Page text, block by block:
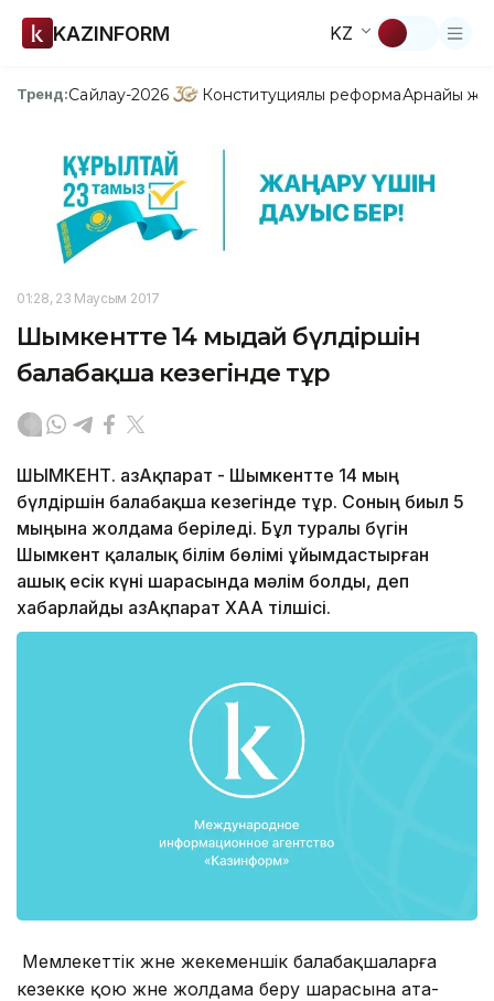
KAZINFORM KZ
Тренд:Сайлау-2026 Конституциялық реформаАрнайы
01:28, 23 Маусым 2017
Шымкентте 14 мыңдай бүлдіршін
балабақша кезегінде тұр
ШЫМКЕНТ. ҚазАқпарат - Шымкентте 14 мың
бүлдіршін балабақша кезегінде тұр. Соның биыл 5
мыңына жолдама беріледі. Бұл туралы бүгін
Шымкент қалалық білім бөлімі ұйымдастырған
ашық есік күні шарасында мәлім болды, деп
хабарлайды ҚазАқпарат ХАА тілшісі.
Мемлекеттік және жекеменшік балабақшаларға
кезекке қою және жолдама беру шарасына ата-